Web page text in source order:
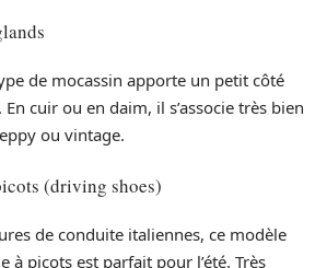
de mocassin apporte un petit côté
cuir ou en daim, il s’associe très bien
ou vintage.
(driving shoes)
de conduite italiennes, ce modèle
à picots est parfait pour l’été. Très